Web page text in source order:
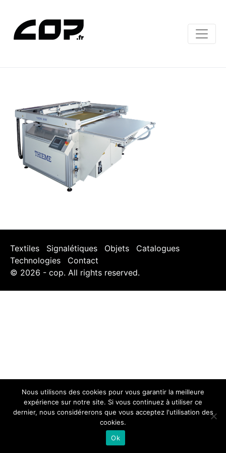
Textiles Signalétiques Objets
Catalogues
Technologies
Contact
© 2026 - cop. All rights reserved.
Nous utilisons des cookies pour vous garantir la meilleure
expérience sur notre site. Si vous continuez à utiliser ce
dernier, nous considérerons que vous acceptez l'utilisation des
cookies.
Ok